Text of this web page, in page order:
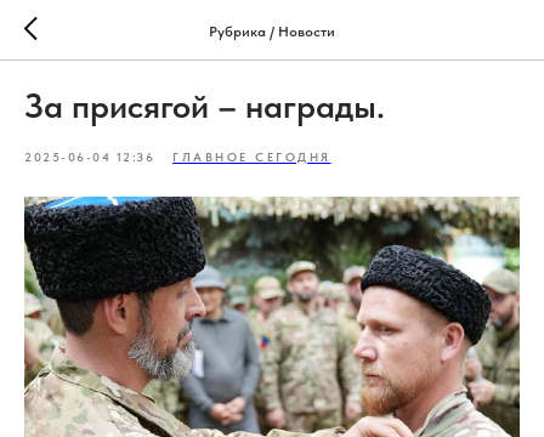
Рубрика / Новости
За присягой – награды.
2025-06-04 12:36 ГЛАВНОЕ СЕГОДНЯ